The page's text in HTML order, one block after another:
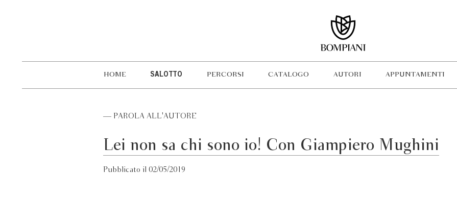
HOME SALOTTO PERCORSI CATALOGO AUTORI APPUNTAMENTI
— PAROLA ALL'AUTORE
Lei non sa chi sono io! Con Giampiero Mughini
Pubblicato il 02/05/2019